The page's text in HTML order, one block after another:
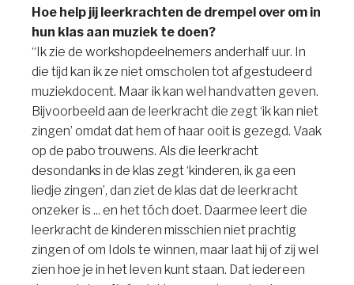
Hoe help jij leerkrachten de drempel over om in
hun klas aan muziek te doen?
“Ik zie de workshopdeelnemers anderhalf uur. In
die tijd kan ik ze niet omscholen tot afgestudeerd
muziekdocent. Maar ik kan wel handvatten geven.
Bijvoorbeeld aan de leerkracht die zegt ‘ik kan niet
zingen’ omdat dat hem of haar ooit is gezegd. Vaak
op de pabo trouwens. Als die leerkracht
desondanks in de klas zegt ‘kinderen, ik ga een
liedje zingen’, dan ziet de klas dat de leerkracht
onzeker is ... en het tóch doet. Daarmee leert die
leerkracht de kinderen misschien niet prachtig
zingen of om Idols te winnen, maar laat hij of zij wel
zien hoe je in het leven kunt staan. Dat iedereen